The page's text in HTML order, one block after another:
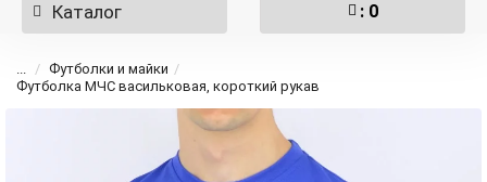
Каталог : 0
...
Футболки и майки
Футболка МЧС васильковая, короткий рукав